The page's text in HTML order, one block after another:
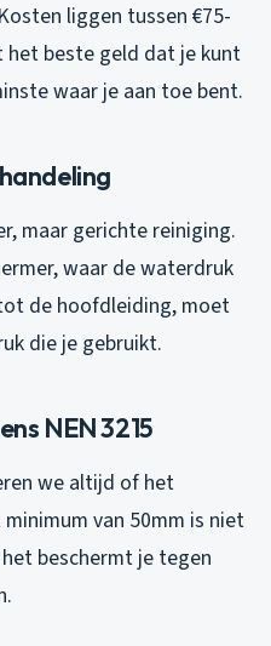
liggen tussen €75-
het beste geld dat je kunt
waar je aan toe bent.
maar gerichte reiniging.
waar de waterdruk
de hoofdleiding, moet
die je gebruikt.
NEN 3215
we altijd of het
van 50mm is niet
beschermt je tegen